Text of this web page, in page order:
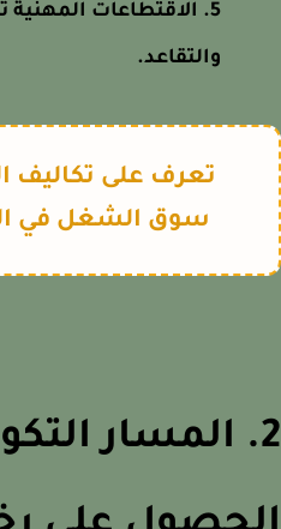
الاقتطاعات المهنية
والتقاعد.
تعرف على تكاليف
سوق الشغل في
2. المسار